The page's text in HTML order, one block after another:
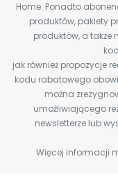
Home. Ponadto
produktów, pakiety
produktów, a także
jak również propozycje
kodu rabatowego
można
umożliwiającego
newsletterze lub
Więcej informacji